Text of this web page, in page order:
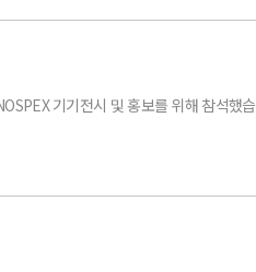
도 센서)
기기전시 및 홍보를 위해 참석했